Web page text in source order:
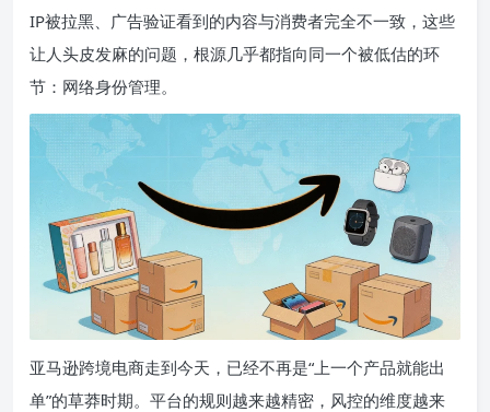
IP被拉黑、广告验证看到的内容与消费者完全不一致，这些
让人头皮发麻的问题，根源几乎都指向同一个被低估的环
节：网络身份管理。
亚马逊跨境电商走到今天，已经不再是“上一个产品就能出
单”的草莽时期。平台的规则越来越精密，风控的维度越来